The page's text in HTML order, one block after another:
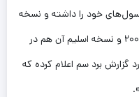
خود را داشته و نسخه
الیت کنسول ایکس‌باکس 360 در سال ۲۰۰۷ و نسخه اسلیم آن هم در
گزارش برد سم اعلام کرده که